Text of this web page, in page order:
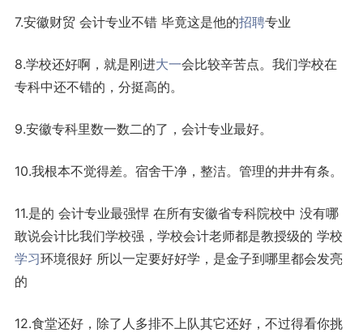
7.安徽财贸 会计专业不错 毕竟这是他的招聘专业
8.学校还好啊，就是刚进大一会比较辛苦点。我们学校在
专科中还不错的，分挺高的。
9.安徽专科里数一数二的了，会计专业最好。
10.我根本不觉得差。宿舍干净，整洁。管理的井井有条。
11.是的 会计专业最强悍 在所有安徽省专科院校中 没有哪
敢说会计比我们学校强，学校会计老师都是教授级的 学校
学习环境很好 所以一定要好好学，是金子到哪里都会发亮
的
12.食堂还好，除了人多排不上队其它还好，不过得看你挑